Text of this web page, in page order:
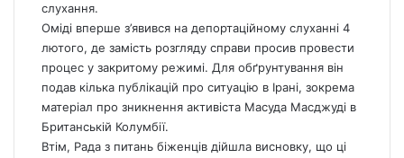
слухання.
Оміді вперше з’явився на депортаційному слуханні 4
лютого, де замість розгляду справи просив провести
процес у закритому режимі. Для обґрунтування він
подав кілька публікацій про ситуацію в Ірані, зокрема
матеріал про зникнення активіста Масуда Масджуді в
Британській Колумбії.
Втім, Рада з питань біженців дійшла висновку, що ці